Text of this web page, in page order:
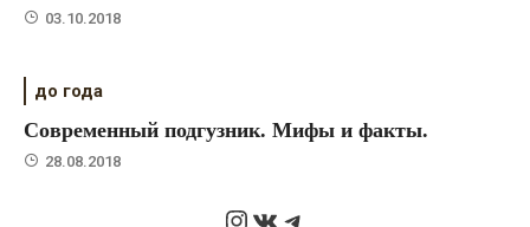
03.10.2018
до года
Современный подгузник. Мифы и факты.
28.08.2018
Instagram
ВКонтакте
Telegram